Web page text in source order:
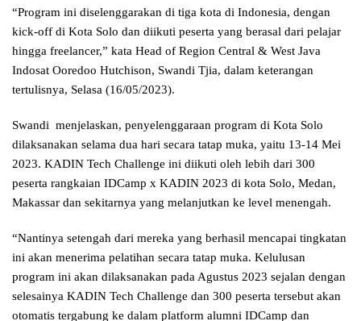
“Program ini diselenggarakan di tiga kota di Indonesia, dengan
kick-off di Kota Solo dan diikuti peserta yang berasal dari pelajar
hingga freelancer,” kata Head of Region Central & West Java
Indosat Ooredoo Hutchison, Swandi Tjia, dalam keterangan
tertulisnya, Selasa (16/05/2023).
Swandi menjelaskan, penyelenggaraan program di Kota Solo
dilaksanakan selama dua hari secara tatap muka, yaitu 13-14 Mei
2023. KADIN Tech Challenge ini diikuti oleh lebih dari 300
peserta rangkaian IDCamp x KADIN 2023 di kota Solo, Medan,
Makassar dan sekitarnya yang melanjutkan ke level menengah.
“Nantinya setengah dari mereka yang berhasil mencapai tingkatan
ini akan menerima pelatihan secara tatap muka. Kelulusan
program ini akan dilaksanakan pada Agustus 2023 sejalan dengan
selesainya KADIN Tech Challenge dan 300 peserta tersebut akan
otomatis tergabung ke dalam platform alumni IDCamp dan